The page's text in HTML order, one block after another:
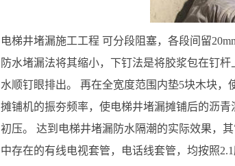
电梯井堵漏施工工程 可分段阻塞，各段间留
防水堵漏法将其缩小，下钉法是将胶浆包在钉
水顺钉眼排出。 再在全宽度范围内垫5块木块
摊铺机的振夯频率，使电梯井堵漏摊铺后的沥
初压。 达到电梯井堵漏防水隔潮的实际效果，
中存在的有线电视套管，电话线套管，均按照